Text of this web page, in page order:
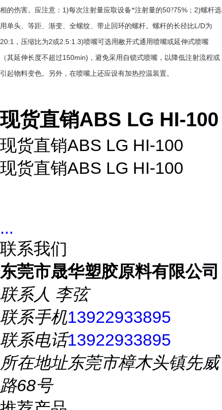
相的伤害。应注意： 1)每次注射量应取设备*注射量的50?75% ； 2)螺杆选
用单头、等距、渐变、全螺纹、带止回环的螺杆。螺杆的长径比L/D为
20:1 ，压缩比为2或2.5:1.3)喷嘴可选用敝开式通用喷嘴或延伸式喷嘴
（其延伸长度不超过150min) ，避免采用自锁式喷嘴，以降低注射流程或
引起物料变色。另外，在喷嘴上还应设有加热控温装置。
现货直销ABS LG HI-100
现货直销ABS LG HI-100
现货直销ABS LG HI-100
...
联系我们
东莞市晟华塑胶原料有限公司
联系人 李弦
联系手机13922933895
联系电话13922933895
所在地址东莞市樟木头镇先威
路68号